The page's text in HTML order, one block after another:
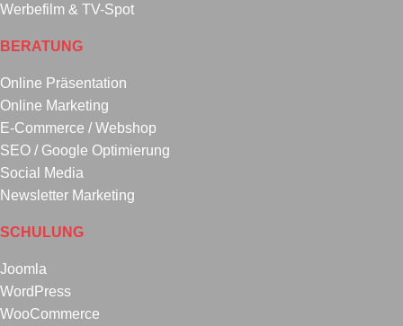
Werbefilm & TV-Spot
BERATUNG
Online Präsentation
Online Marketing
E-Commerce / Webshop
SEO / Google Optimierung
Social Media
Newsletter Marketing
SCHULUNG
Joomla
WordPress
WooCommerce